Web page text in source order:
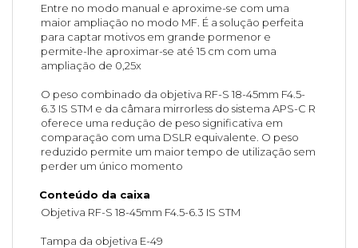
Entre no modo manual e aproxime-se com uma
maior ampliação no modo MF. É a solução perfeita
para captar motivos em grande pormenor e
permite-lhe aproximar-se até 15 cm com uma
ampliação de 0,25x
O peso combinado da objetiva RF-S 18-45mm F4.5-
6.3 IS STM e da câmara mirrorless do sistema APS-C R
oferece uma redução de peso significativa em
comparação com uma DSLR equivalente. O peso
reduzido permite um maior tempo de utilização sem
perder um único momento
Conteúdo da caixa
Objetiva RF-S 18-45mm F4.5-6.3 IS STM
Tampa da objetiva E-49